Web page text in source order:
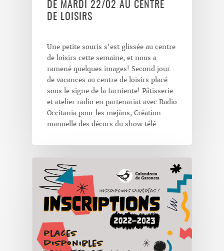
DE MARDI 22/02 AU CENTRE
DE LOISIRS
Une petite souris s'est glissée au centre
de loisirs cette semaine, et nous a
ramené quelques images! Second jour
de vacances au centre de loisirs placé
sous le signe de la farniente! Pâtisserie
et atelier radio en partenariat avec Radio
Occitania pour les mejàns, Création
manuelle des décors du show télé…